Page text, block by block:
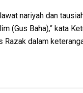
nariyah dan
(Gus Baha),” kata
Razak dalam